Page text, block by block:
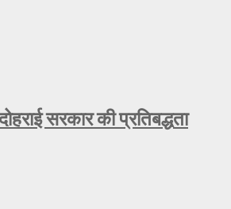
सरकार की प्रतिबद्धता